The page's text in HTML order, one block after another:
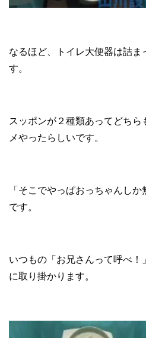
なるほど、トイレ大便器は詰ま
す。
スッポンが２種類あってどち
メやったらしいです。
「そこでやっぱおっちゃんし
です。
いつもの「お兄さんって呼べ
に取り掛かります。